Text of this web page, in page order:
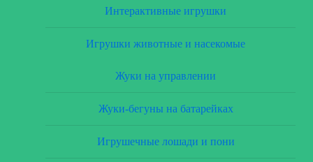
Интерактивные игрушки
Игрушки животные и насекомые
Жуки на управлении
Жуки-бегуны на батарейках
Игрушечные лошади и пони